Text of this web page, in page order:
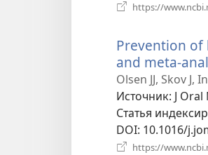
https://
Prevention of
and meta-
Olsen JJ, Skov J,
Источник‎: J
Статья
DOI‎: 10.1016/
https://